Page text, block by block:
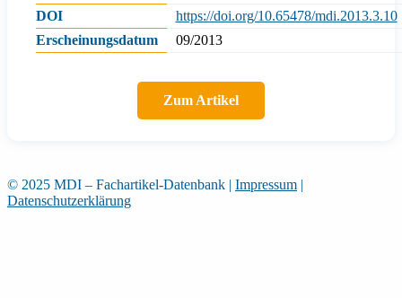
DOI
https://doi.org/10.65478/mdi.2013.3.10
Erscheinungsdatum
09/2013
Zum Artikel
© 2025 MDI – Fachartikel-Datenbank | Impressum |
Datenschutzerklärung